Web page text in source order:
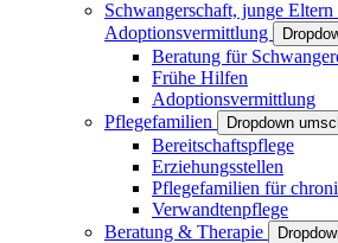
Schwangerschaft, junge Eltern
Adoptionsvermittlung
Beratung für
Frühe Hilfen
Adoptionsvermittlung
Pflegefamilien
Dropdown
Bereitschaftspflege
Erziehungsstellen
Pflegefamilien für
Verwandtenpflege
Beratung & Therapie